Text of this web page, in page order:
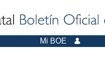
Mi BOE